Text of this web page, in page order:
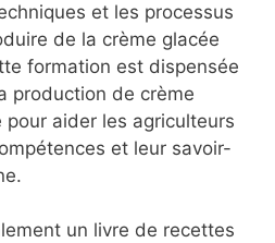
et les processus
de la crème glacée
formation est dispensée
production de crème
aider les agriculteurs
et leur savoir-
un livre de recettes